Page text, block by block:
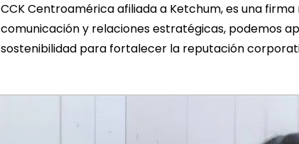
CCK Centroamérica afiliada a Ketchum, es una
comunicación y relaciones estratégicas, podemos
sostenibilidad para fortalecer la reputación